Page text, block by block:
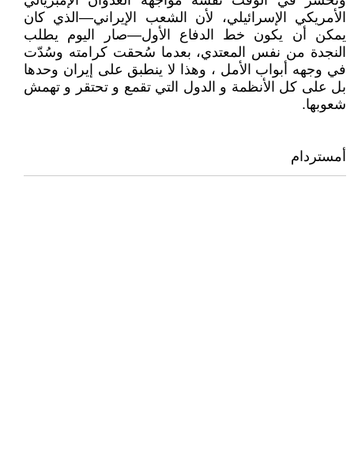
الأمريكي الإسرائيلي، لأن الشعب الإيراني—الذي كان
يمكن أن يكون خط الدفاع الأول—صار اليوم يطلب
النجدة من نفس المعتدي، بعدما سُحقت كرامته وسُدّت
في وجهه أبواب الأمل ، وهذا لا ينطبق على إيران وحدها
بل على كل الأنظمة و الدول التي تقمع و تحتقر و تهمش
شعوبها.
أمستردام